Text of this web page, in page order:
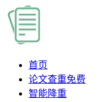
首页
论文查重免费
智能降重